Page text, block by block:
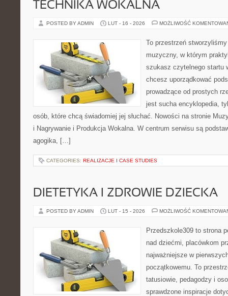
TECHNIKA WOKALNA
POSTED BY ADMIN LUT - 16 - 2026 MOŻLIWOŚĆ
To przestrzeń
muzyczny, w którym
szukasz czytelnego startu
chcesz uporządkować
prowadzące od prostych
jest sucha encyklopedia,
osób, które chcą świadomiej jej słuchać. Nowości na stronie
i Nagrywanie i Produkcja Wokalna. W centrum serwisu są
agogika, […]
CATEGORIES: REALIZACJE I CASE STUDIES
DIETETYKA I ZDROWIE DZIECKA
POSTED BY ADMIN LUT - 15 - 2026 MOŻLIWOŚĆ
Przedszkole309 to strona
nad dziećmi, placówkom
najważniejsze w
początkowemu. To
tatusiowie, pedagodzy i
sprawdzone inspiracje